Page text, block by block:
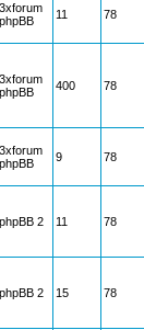
3xforum
phpBB
11 78
3xforum
phpBB
400 78
3xforum
phpBB
9 78
phpBB 2 11 78
phpBB 2 15 78